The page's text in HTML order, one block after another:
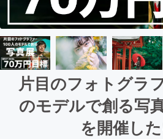
片目のフォトグラ
のモデルで創る写
を開催した